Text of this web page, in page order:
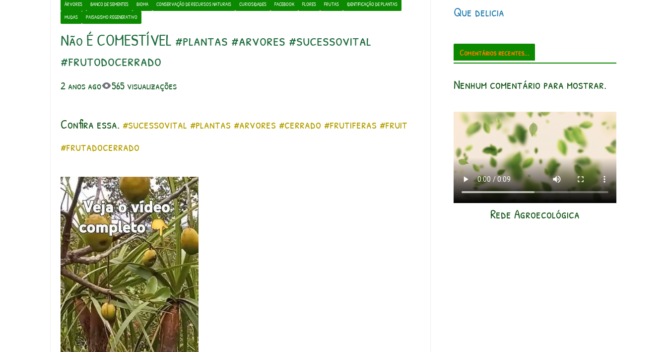
ÁRVORES BANCO DE SEMENTES BIOMA CONSERVAÇÃO DE RECURSOS NATURAIS CURIOSIDADES FACEBOOK FLORES FRUTAS
IDENTIFICAÇÃO DE PLANTAS
MUDAS
PAISAGISMO REGENERATIVO
Não É COMESTÍVEL #plantas #arvores #sucessovital
#frutodocerrado
2 anos ago 565 visualizações
Confira essa. #sucessovital #plantas #arvores #cerrado #frutiferas #fruit
#frutadocerrado
Que delicia
Comentários recentes...
Nenhum comentário para mostrar.
Rede Agroecológica